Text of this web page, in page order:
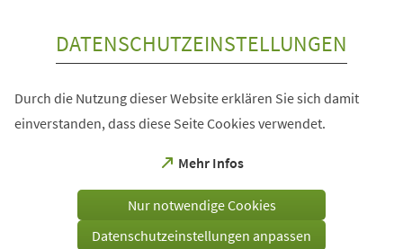
DATENSCHUTZEINSTELLUNGEN
Durch die Nutzung dieser Website erklären Sie sich damit
einverstanden, dass diese Seite Cookies verwendet.
Mehr Infos
(Öffnet
einem
Tab)
Nur notwendige Cookies
Datenschutzeinstellungen anpassen